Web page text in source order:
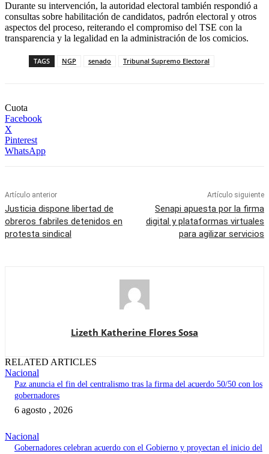
Durante su intervención, la autoridad electoral también respondió a
consultas sobre habilitación de candidatos, padrón electoral y otros
aspectos del proceso, reiterando el compromiso del TSE con la
transparencia y la legalidad en la administración de los comicios.
TAGS NGP senado Tribunal Supremo Electoral
Cuota
Facebook
X
Pinterest
WhatsApp
Artículo anterior
Justicia dispone libertad de
obreros fabriles detenidos en
protesta sindical
Artículo siguiente
Senapi apuesta por la firma
digital y plataformas virtuales
para agilizar servicios
Lizeth Katherine Flores Sosa
RELATED ARTICLES
Nacional
Paz anuncia el fin del centralismo tras la firma del acuerdo 50/50 con los
gobernadores
6 agosto , 2026
Nacional
Gobernadores celebran acuerdo con el Gobierno y proyectan el inicio del